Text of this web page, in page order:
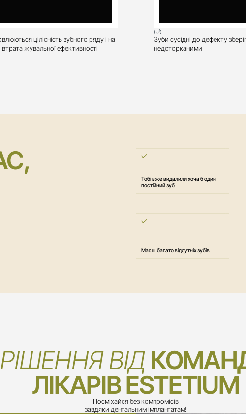
цілісність зубного ряду і на
втрата жувальної ефективності
(3)
Зуби сусідні до дефекту
недоторканими
Тобі вже видалили хоча б один
постійний зуб
Маєш багато відсутніх зубів
РІШЕННЯ ВІД
ЛІКАРІВ ESTETIUM
Посміхайся без компромісів
завдяки дентальним імплантатам!